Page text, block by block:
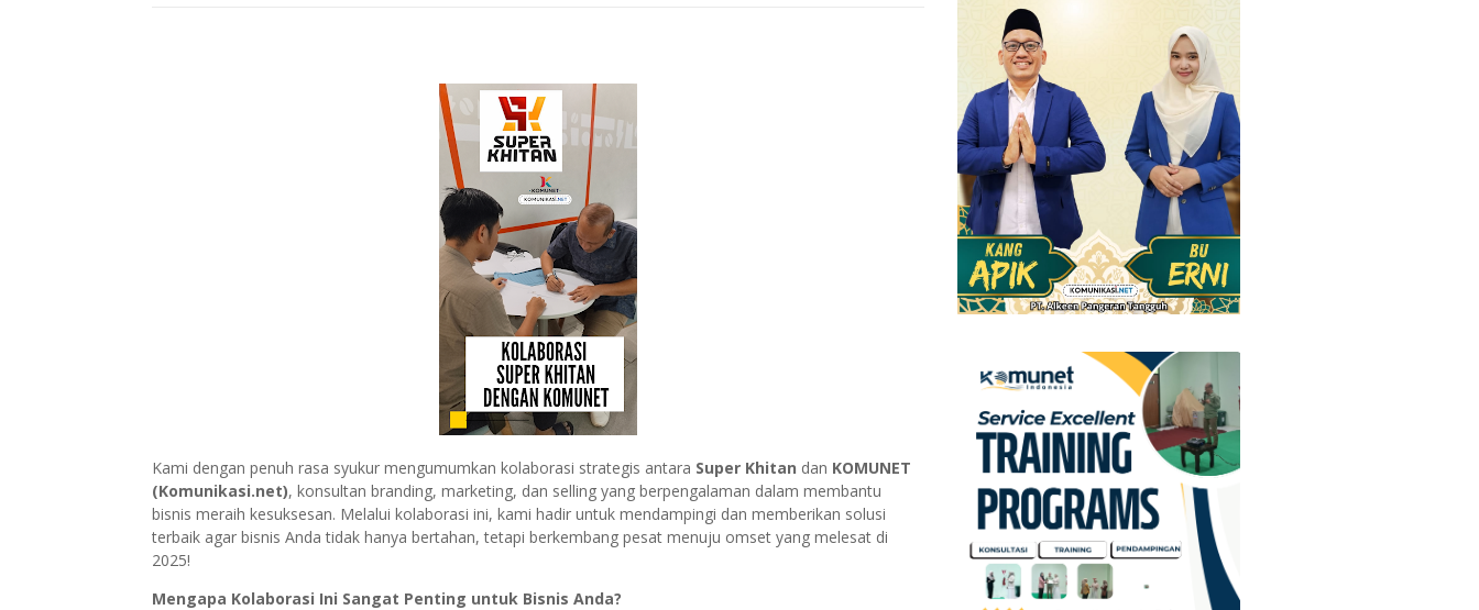
Kami dengan penuh rasa syukur mengumumkan kolaborasi strategis antara Super Khitan dan KOMUNET
(Komunikasi.net), konsultan branding, marketing, dan selling yang berpengalaman dalam membantu
bisnis meraih kesuksesan. Melalui kolaborasi ini, kami hadir untuk mendampingi dan memberikan solusi
terbaik agar bisnis Anda tidak hanya bertahan, tetapi berkembang pesat menuju omset yang melesat di
2025!
Mengapa Kolaborasi Ini Sangat Penting untuk Bisnis Anda?